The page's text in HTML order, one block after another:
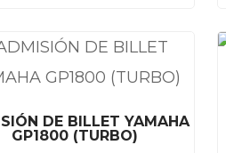
DE BILLET YAMAHA
GP1800 (TURBO)